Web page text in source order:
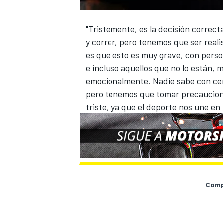
"Tristemente, es la decisión
y correr, pero tenemos que ser
es que esto es muy grave, con
e incluso aquellos que no lo están,
emocionalmente. Nadie sabe con
pero tenemos que tomar
triste, ya que el deporte nos une